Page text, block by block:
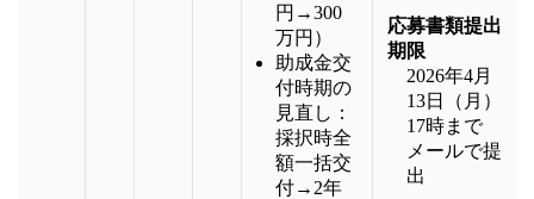
円→300
万円）
助成金交
付時期の
見直し：
採択時全
額一括交
付→2年
応募書類提出
期限
2026年4月
13日（月）
17時まで
メールで提
出